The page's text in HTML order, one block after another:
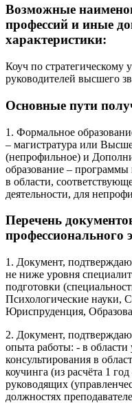
Возможные
профессий и иные
характеристики:
Коуч по стратегическому
руководителей высшего
Основные пути
1. Формальное
– магистратура или
(непрофильное) и
образование –
в области,
деятельности, для
Перечень
профессионального
1. Документ,
не ниже уровня
подготовки
Психологические науки,
Юриспруденция,
2. Документ,
опыта работы: - в
консультирования в
коучинга (из расчёта 1
руководящих
должностях